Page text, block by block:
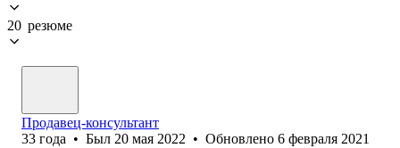
20 резюме
Продавец-консультант
33 года • Был 20 мая 2022 • Обновлено 6 февраля 2021